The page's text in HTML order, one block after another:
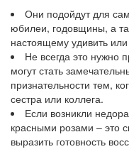
Они подойдут для
юбилеи, годовщины, а
настоящему удивить
Не всегда это нужно
могут стать
признательности тем,
сестра или коллега.
Если возникли
красными розами – это
выразить готовность